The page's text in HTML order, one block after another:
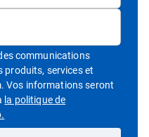
communications
produits, services et
Vos informations seront
la politique de